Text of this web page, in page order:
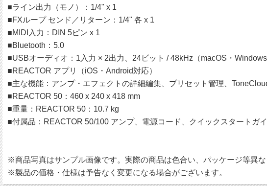
■ライン出力（モノ）：1/4" x 1
■FXループ センド／リターン：1/4" 各 x 1
■MIDI入力：DIN 5ピン x 1
■Bluetooth：5.0
■USBオーディオ：1入力 × 2出力、24ビット / 48kHz（macOS・Windows
■REACTOR アプリ（iOS・Android対応）
■主な機能：アンプ・エフェクトの詳細編集、プリセット管理、
■REACTOR 50：460 x 240 x 418 mm
■重量：REACTOR 50：10.7 kg
■付属品：REACTOR 50/100 アンプ、電源コード、クイックスタートガ
※商品写真はサンプル画像です。実際の商品は色合い、パッケージ等異な
※製品の価格・仕様は予告なく変更になる場合がございます。